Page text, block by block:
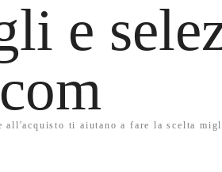
e
ti aiutano a fare la scelta